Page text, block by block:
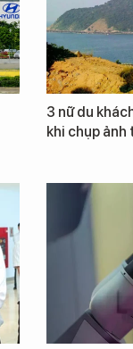
3 nữ du
khi chụp ảnh